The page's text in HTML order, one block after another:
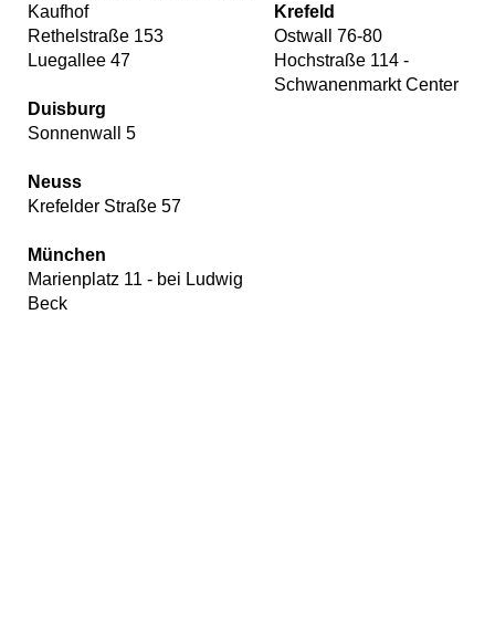
Kaufhof
Rethelstraße 153
Luegallee 47
Krefeld
Ostwall 76-80
Hochstraße 114 -
Schwanenmarkt Center
Duisburg
Sonnenwall 5
Neuss
Krefelder Straße 57
München
Marienplatz 11 - bei Ludwig
Beck